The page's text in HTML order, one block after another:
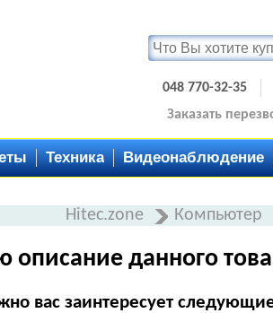
048 770-32-35
Заказать
Техника Видеонаблюдение
Hitec.zone Компьютер
описание данного
вас заинтересует